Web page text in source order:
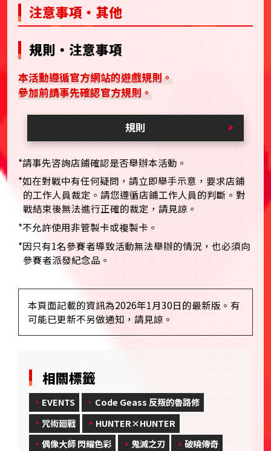
注意事項・其他
規則・注意事項
本活動遵循官方網站的遊戲規則。
參加前請事先確認官方規則。
規則
*請事先咨詢店鋪確認是否舉辦本活動。
*如在對戰中有任何疑問，請立即舉手示意，要求店鋪
的工作人員裁定。請您遵循店鋪工作人員的判斷。對
戰結束後無法進行正確的裁定，請見諒。
*不允許使用非管製卡或複製卡。
*因只有1名參賽者導致活動無法舉辦的情況，也必須向
參賽者派發紀念品。
本頁面記載的資訊為2026年1月30日的最新版。有
可能已更新不另做通知，請見諒。
相關標籤
EVENTS
Code Geass 反叛的魯路修
咒術廻戰
HUNTER×HUNTER
偶像大師 閃耀色彩
鬼滅之刃
破曉傳奇